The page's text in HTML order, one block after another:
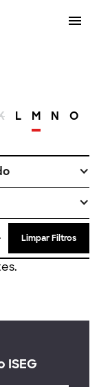
L M N O
Limpar Filtros
ISEG